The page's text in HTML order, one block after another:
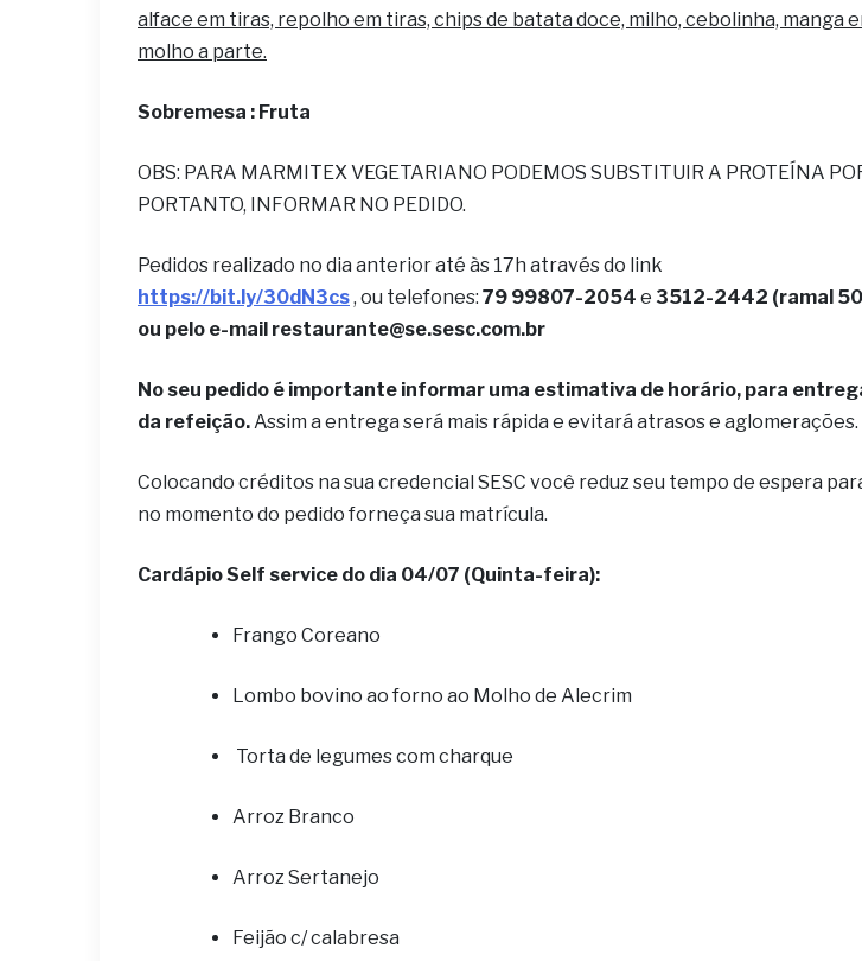
alface em tiras, repolho em tiras, chips de batata doce, milho, cebolinha, manga
molho a parte.
Sobremesa : Fruta
OBS: PARA MARMITEX VEGETARIANO PODEMOS SUBSTITUIR A PROTEÍNA
PORTANTO, INFORMAR NO PEDIDO.
Pedidos realizado no dia anterior até às 17h através do link
https://bit.ly/30dN3cs, ou telefones: 79 99807-2054 e 3512-2442 (ramal
ou pelo e-mail restaurante@se.sesc.com.br
No seu pedido é importante informar uma estimativa de horário, para
da refeição.Assim a entrega será mais rápida e evitará atrasos e aglomerações.
Colocando créditos na sua credencial SESC você reduz seu tempo de espera
no momento do pedido forneça sua matrícula.
Cardápio Self service do dia 04/07 (Quinta-feira):
Frango Coreano
Lombo bovino ao forno ao Molho de Alecrim
Torta de legumes com charque
Arroz Branco
Arroz Sertanejo
Feijão c/ calabresa